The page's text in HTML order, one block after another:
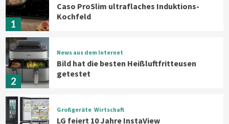
1
Caso ProSlim ultraflaches Induktions-
Kochfeld
2
News aus dem Internet
Bild hat die besten Heißluftfritteusen
getestet
Großgeräte Wirtschaft
LG feiert 10 Jahre InstaView